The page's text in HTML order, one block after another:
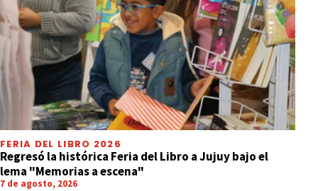
FERIA DEL LIBRO 2026
Regresó la histórica Feria del Libro a Jujuy bajo el
lema "Memorias a escena"
7 de agosto, 2026